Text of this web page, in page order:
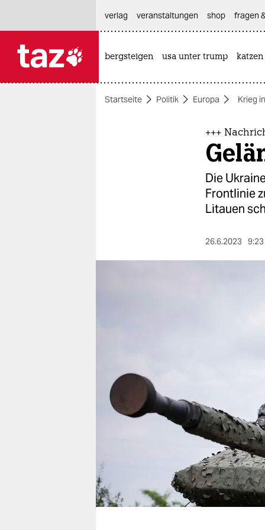
themen
veranstaltungen
shop
abo
genossenschaft
verlag
veranstaltungen shop fragen
bergsteigen usa unter trump katzen
Startseite Politik Europa Krieg
+++
Die
Frontlinie
Litauen
26.6.2023